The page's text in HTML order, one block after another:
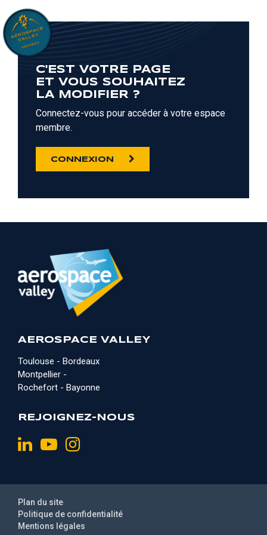
C'EST VOTRE PAGE
ET VOUS SOUHAITEZ
LA MODIFIER ?
Connectez-vous pour accéder à votre espace
membre.
CONNEXION
AEROSPACE VALLEY
Toulouse - Bordeaux
Montpellier -
Rochefort - Bayonne
REJOIGNEZ-NOUS
Mentions légales
Politique de confidentialité
Plan du site